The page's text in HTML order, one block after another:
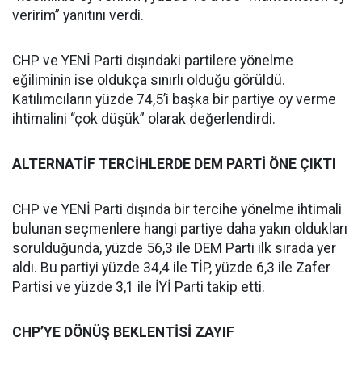
veririm” yanıtını verdi.
CHP ve YENİ Parti dışındaki partilere yönelme
eğiliminin ise oldukça sınırlı olduğu görüldü.
Katılımcıların yüzde 74,5’i başka bir partiye oy verme
ihtimalini “çok düşük” olarak değerlendirdi.
ALTERNATİF TERCİHLERDE DEM PARTİ ÖNE ÇIKTI
CHP ve YENİ Parti dışında bir tercihe yönelme ihtimali
bulunan seçmenlere hangi partiye daha yakın oldukları
sorulduğunda, yüzde 56,3 ile DEM Parti ilk sırada yer
aldı. Bu partiyi yüzde 34,4 ile TİP, yüzde 6,3 ile Zafer
Partisi ve yüzde 3,1 ile İYİ Parti takip etti.
CHP’YE DÖNÜŞ BEKLENTİSİ ZAYIF